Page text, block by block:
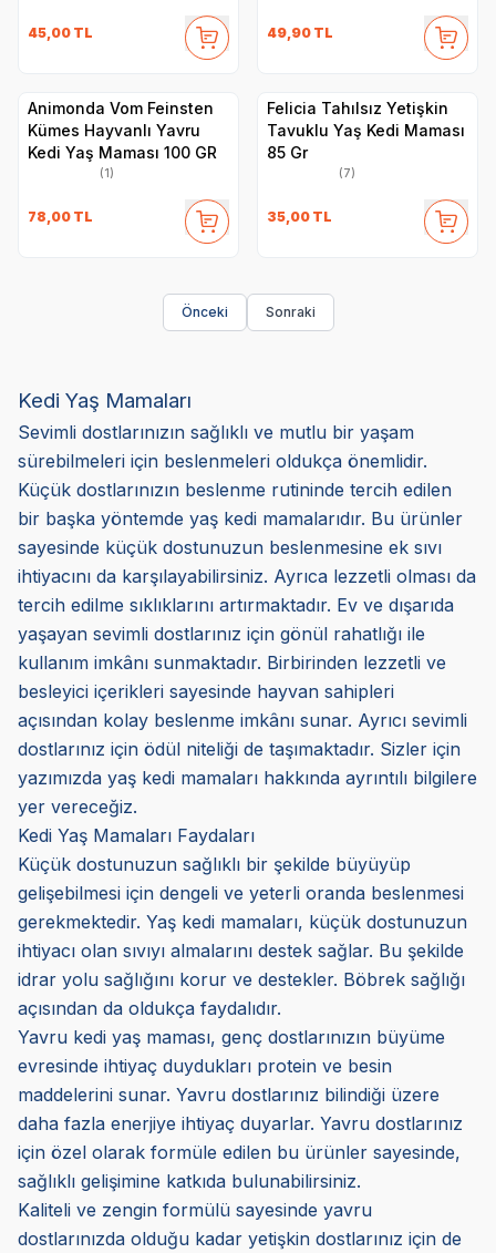
45,00 TL 49,90 TL
Animonda Vom Feinsten
Kümes Hayvanlı Yavru
Kedi Yaş Maması 100 GR
(1)
78,00 TL
Felicia Tahılsız Yetişkin
Tavuklu Yaş Kedi Maması
85 Gr
(7)
35,00 TL
Önceki Sonraki
Kedi Yaş Mamaları
Sevimli dostlarınızın sağlıklı ve mutlu bir yaşam
sürebilmeleri için beslenmeleri oldukça önemlidir.
Küçük dostlarınızın beslenme rutininde tercih edilen
bir başka yöntemde yaş kedi mamalarıdır. Bu ürünler
sayesinde küçük dostunuzun beslenmesine ek sıvı
ihtiyacını da karşılayabilirsiniz. Ayrıca lezzetli olması da
tercih edilme sıklıklarını artırmaktadır. Ev ve dışarıda
yaşayan sevimli dostlarınız için gönül rahatlığı ile
kullanım imkânı sunmaktadır. Birbirinden lezzetli ve
besleyici içerikleri sayesinde hayvan sahipleri
açısından kolay beslenme imkânı sunar. Ayrıcı sevimli
dostlarınız için ödül niteliği de taşımaktadır. Sizler için
yazımızda yaş kedi mamaları hakkında ayrıntılı bilgilere
yer vereceğiz.
Kedi Yaş Mamaları Faydaları
Küçük dostunuzun sağlıklı bir şekilde büyüyüp
gelişebilmesi için dengeli ve yeterli oranda beslenmesi
gerekmektedir. Yaş kedi mamaları, küçük dostunuzun
ihtiyacı olan sıvıyı almalarını destek sağlar. Bu şekilde
idrar yolu sağlığını korur ve destekler. Böbrek sağlığı
açısından da oldukça faydalıdır.
Yavru kedi yaş maması, genç dostlarınızın büyüme
evresinde ihtiyaç duydukları protein ve besin
maddelerini sunar. Yavru dostlarınız bilindiği üzere
daha fazla enerjiye ihtiyaç duyarlar. Yavru dostlarınız
için özel olarak formüle edilen bu ürünler sayesinde,
sağlıklı gelişimine katkıda bulunabilirsiniz.
Kaliteli ve zengin formülü sayesinde yavru
dostlarınızda olduğu kadar yetişkin dostlarınız için de